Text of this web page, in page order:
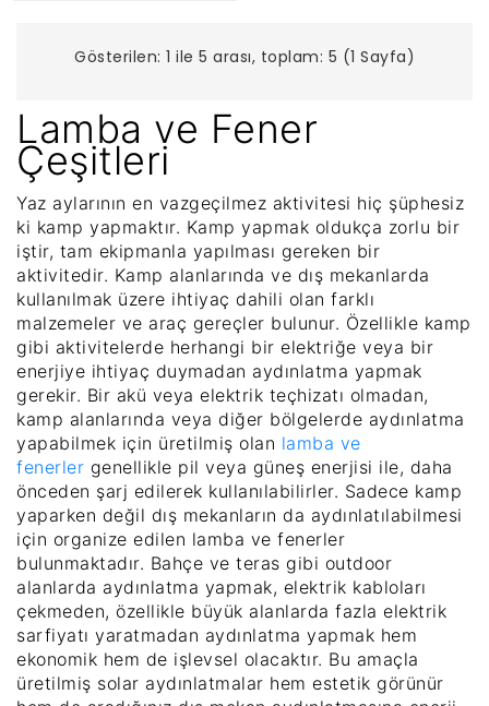
Gösterilen: 1 ile 5 arası, toplam: 5 (1 Sayfa)
Lamba ve Fener
Çeşitleri
Yaz aylarının en vazgeçilmez aktivitesi hiç şüphesiz
ki kamp yapmaktır. Kamp yapmak oldukça zorlu bir
iştir, tam ekipmanla yapılması gereken bir
aktivitedir. Kamp alanlarında ve dış mekanlarda
kullanılmak üzere ihtiyaç dahili olan farklı
malzemeler ve araç gereçler bulunur. Özellikle kamp
gibi aktivitelerde herhangi bir elektriğe veya bir
enerjiye ihtiyaç duymadan aydınlatma yapmak
gerekir. Bir akü veya elektrik teçhizatı olmadan,
kamp alanlarında veya diğer bölgelerde aydınlatma
yapabilmek için üretilmiş olan lamba ve
fenerler genellikle pil veya güneş enerjisi ile, daha
önceden şarj edilerek kullanılabilirler. Sadece kamp
yaparken değil dış mekanların da aydınlatılabilmesi
için organize edilen lamba ve fenerler
bulunmaktadır. Bahçe ve teras gibi outdoor
alanlarda aydınlatma yapmak, elektrik kabloları
çekmeden, özellikle büyük alanlarda fazla elektrik
sarfiyatı yaratmadan aydınlatma yapmak hem
ekonomik hem de işlevsel olacaktır. Bu amaçla
üretilmiş solar aydınlatmalar hem estetik görünür